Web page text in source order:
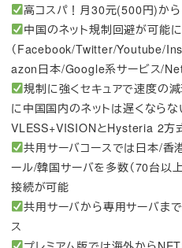
高コスパ！月30元(500円)から
中国のネット規制回避が可能に
（Facebook/Twitter/Youtube/
azon日本/Google系サービス/
規制に強くセキュアで速度の
に中国国内のネットは遅くなら
VLESS+VISIONとHysteria 2方
共用サーバコースでは日本/香
ール/韓国サーバを多数（70台以
接続が可能
共用サーバから専用サーバま
ス